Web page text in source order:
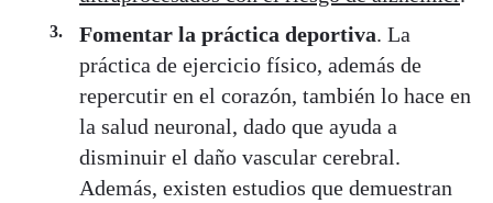
Fomentar la práctica deportiva. La
práctica de ejercicio físico, además de
repercutir en el corazón, también lo hace en
la salud neuronal, dado que ayuda a
disminuir el daño vascular cerebral.
Además, existen estudios que demuestran